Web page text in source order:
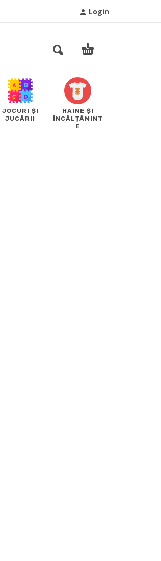
Login
JOCURI ȘI
JUCĂRII
HAINE ȘI
ÎNCĂLȚĂMINT
E